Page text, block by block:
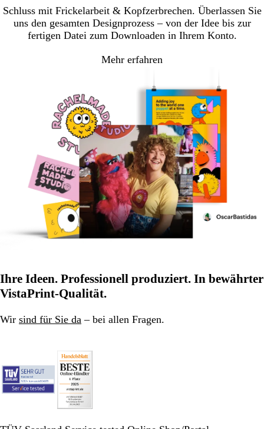
Schluss mit Frickelarbeit & Kopfzerbrechen. Überlassen Sie
uns den gesamten Designprozess – von der Idee bis zur
fertigen Datei zum Downloaden in Ihrem Konto.
Mehr erfahren
Ihre Ideen. Professionell produziert. In bewährter
VistaPrint-Qualität.
Wir sind für Sie da – bei allen Fragen.